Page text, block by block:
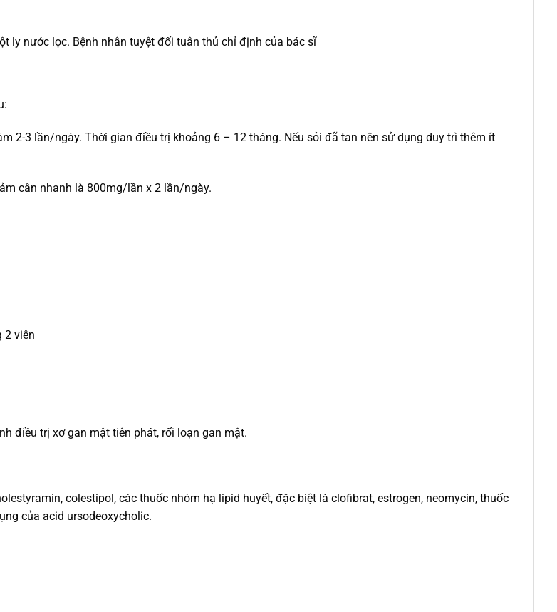
ly nước lọc. Bệnh nhân tuyệt đối tuân thủ chỉ định của bác sĩ
2-3 lần/ngày. Thời gian điều trị khoảng 6 – 12 tháng. Nếu sỏi đã tan nên sử dụng duy trì thêm ít
cân nhanh là 800mg/lần x 2 lần/ngày.
2 viên
điều trị xơ gan mật tiên phát, rối loạn gan mật.
colestipol, các thuốc nhóm hạ lipid huyết, đặc biệt là clofibrat, estrogen, neomycin, thuốc
của acid ursodeoxycholic.